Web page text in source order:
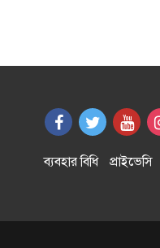
ব্যবহার বিধি প্রাইভেসি